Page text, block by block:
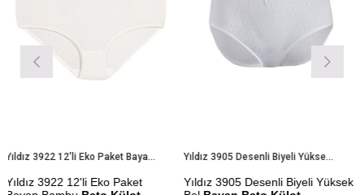
Yıldız 3922 12'li Eko Paket Bayan Bambu Bato Külot
3922 12'li Eko Paket
Yıldız 3905 Desenli Biyeli Yüksek Bel Bayan Bato Külot
Yıldız 3905 Desenli Biyeli Yüksek